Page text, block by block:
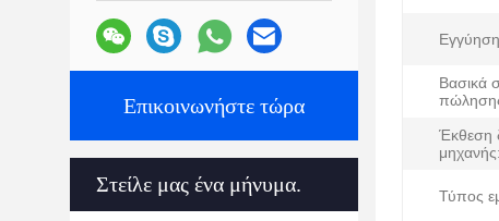
Επικοινωνήστε τώρα
Στείλε μας ένα μήνυμα.
Βασικά
Έκθεση
μηχανής:
Τύπος